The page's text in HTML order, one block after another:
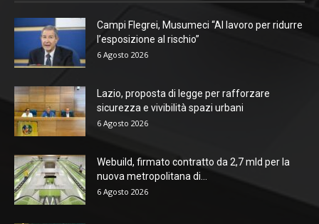
Campi Flegrei, Musumeci “Al lavoro per ridurre
l’esposizione al rischio”
6 Agosto 2026
Lazio, proposta di legge per rafforzare
sicurezza e vivibilità spazi urbani
6 Agosto 2026
Webuild, firmato contratto da 2,7 mld per la
nuova metropolitana di...
6 Agosto 2026